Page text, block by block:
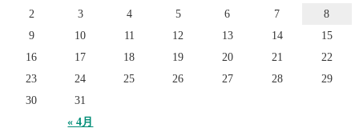
« 4月
2
3 4 5 6 7
8
9
10 11 12 13 14
15
16
17 18 19 20 21
22
23
24 25 26 27 28
29
30
31